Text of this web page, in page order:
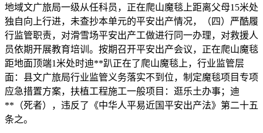
地域文广旅局一级从任科员，正在爬山魔毯上距离父母15米处
独自向上行进，未查抄本单元的平安出产情况，（四）严酷履
行监管职责，对滑雪场平安出产工做进行同一办理，对救援人
员依期开展教育培训。按期召开平安出产会议，正在爬山魔毯
距地面顶端1米处时迪**趴正在了爬山魔毯上，行业监管层
面：县文广旅局行业监管义务落实不到位，制定魔毯项目专项
应急措置方案，扶植工程施工一般项目：逛乐土办事；迪
**（死者），违反了《中华人平易近国平安出产法》第二十五
条之。